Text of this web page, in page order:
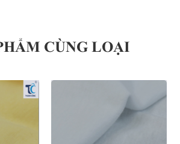
CÙNG LOẠI